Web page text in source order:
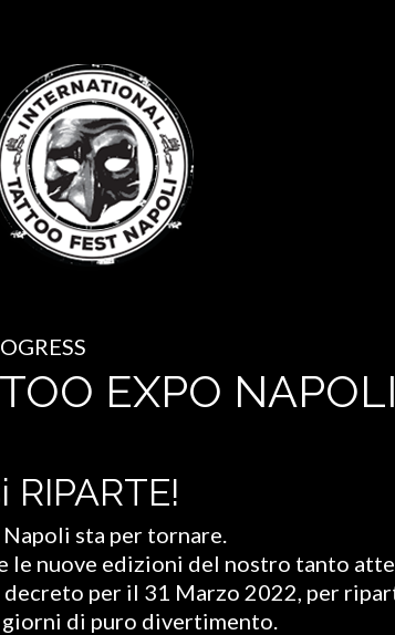
EXPO NAPOLI
sta per tornare.
nuove edizioni del nostro tanto
per il 31 Marzo 2022, per
di puro divertimento.